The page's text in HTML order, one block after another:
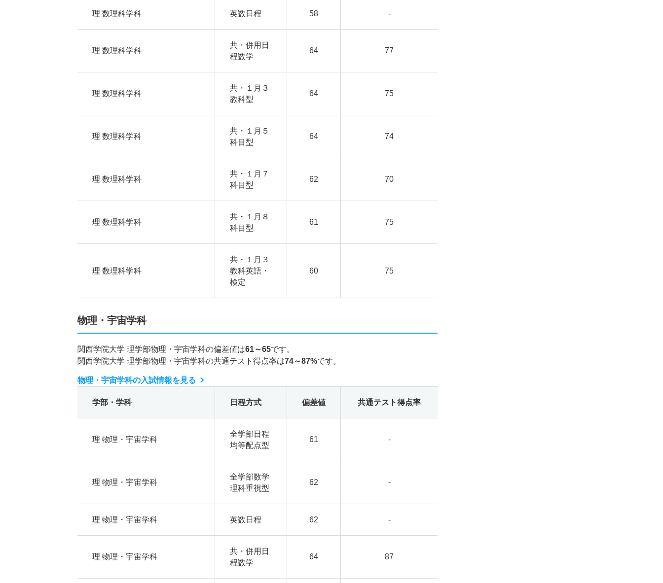
理 数理科学科 英数日程 58 -
理 数理科学科
共・併用日
程数学
64 77
理 数理科学科
共・１月３
教科型
64 75
理 数理科学科
共・１月５
科目型
64 74
理 数理科学科
共・１月７
科目型
62 70
理 数理科学科
共・１月８
科目型
61 75
理 数理科学科
共・１月３
教科英語・
検定
60 75
物理・宇宙学科
関西学院大学 理学部物理・宇宙学科の偏差値は61～65です。
関西学院大学 理学部物理・宇宙学科の共通テスト得点率は74～87%です。
物理・宇宙学科の入試情報を見る
学部・学科 日程方式 偏差値 共通テスト得点率
理 物理・宇宙学科
全学部日程
均等配点型
61 -
理 物理・宇宙学科
全学部数学
理科重視型
62 -
理 物理・宇宙学科 英数日程 62 -
理 物理・宇宙学科
共・併用日
程数学
64 87